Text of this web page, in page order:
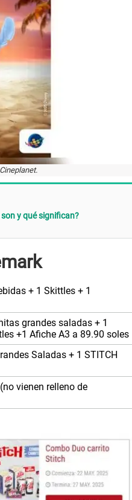
son y qué significan?
+ 1 Skittles + 1
grandes saladas + 1
+1 Afiche A3 a 89.90 soles
Saladas + 1 STITCH
vienen relleno de